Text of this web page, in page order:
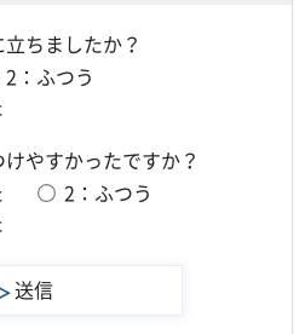
ちましたか？
2：ふつう
やすかったですか？
2：ふつう